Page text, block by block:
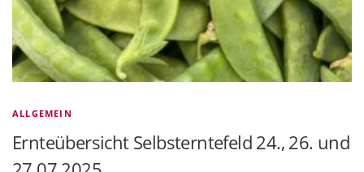
ALLGEMEIN
Ernteübersicht Selbsterntefeld 24., 26. und